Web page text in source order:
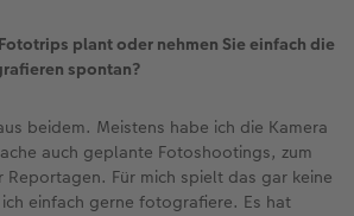
plant oder nehmen Sie einfach die
spontan?
beidem. Meistens habe ich die Kamera
auch geplante Fotoshootings, zum
Für mich spielt das gar keine
einfach gerne fotografiere. Es hat